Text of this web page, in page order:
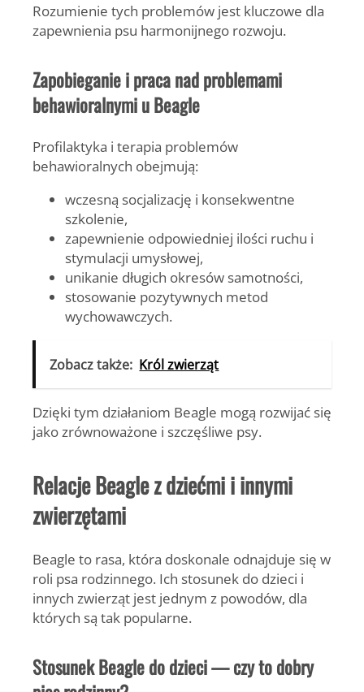
Rozumienie tych problemów jest kluczowe dla
zapewnienia psu harmonijnego rozwoju.
Zapobieganie i praca nad problemami
behawioralnymi u Beagle
Profilaktyka i terapia problemów
behawioralnych obejmują:
wczesną socjalizację i konsekwentne
szkolenie,
zapewnienie odpowiedniej ilości ruchu i
stymulacji umysłowej,
unikanie długich okresów samotności,
stosowanie pozytywnych metod
wychowawczych.
Zobacz także: Król zwierząt
Dzięki tym działaniom Beagle mogą rozwijać się
jako zrównoważone i szczęśliwe psy.
Relacje Beagle z dziećmi i innymi
zwierzętami
Beagle to rasa, która doskonale odnajduje się w
roli psa rodzinnego. Ich stosunek do dzieci i
innych zwierząt jest jednym z powodów, dla
których są tak popularne.
Stosunek Beagle do dzieci — czy to dobry